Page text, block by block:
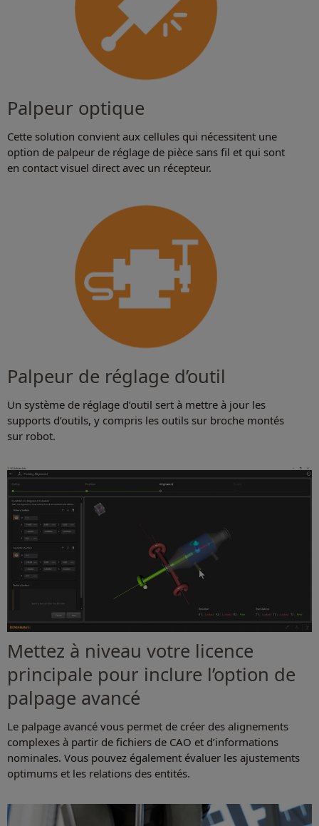
Palpeur optique
Cette solution convient aux cellules qui nécessitent une
option de palpeur de réglage de pièce sans fil et qui sont
en contact visuel direct avec un récepteur.
Palpeur de réglage d’outil
Un système de réglage d’outil sert à mettre à jour les
supports d’outils, y compris les outils sur broche montés
sur robot.
Mettez à niveau votre licence
principale pour inclure l’option de
palpage avancé
Le palpage avancé vous permet de créer des alignements
complexes à partir de fichiers de CAO et d’informations
nominales. Vous pouvez également évaluer les ajustements
optimums et les relations des entités.